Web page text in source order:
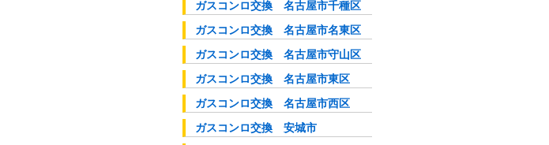
ガスコンロ交換 名古屋市千種区
ガスコンロ交換 名古屋市名東区
ガスコンロ交換 名古屋市守山区
ガスコンロ交換 名古屋市東区
ガスコンロ交換 名古屋市西区
ガスコンロ交換 安城市